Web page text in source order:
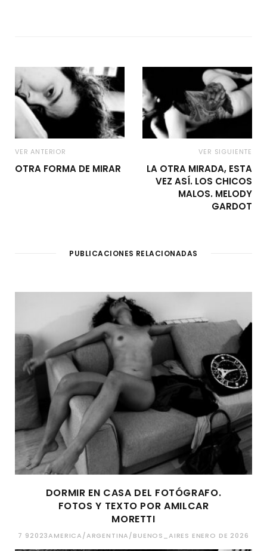
VER ANTERIOR
OTRA FORMA DE MIRAR
VER SIGUIENTE
LA OTRA MIRADA, ESTA
VEZ ASÍ. LOS CHICOS
MALOS. MELODY
GARDOT
PUBLICACIONES RELACIONADAS
DORMIR EN CASA DEL FOTÓGRAFO.
FOTOS Y TEXTO POR AMILCAR
MORETTI
7 92023AMERICA/ARGENTINA/BUENOS_AIRES ENERO DE 2026